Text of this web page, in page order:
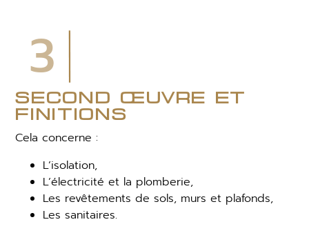
3
second œuvre et
finitions
Cela concerne :
L’isolation,
L’électricité et la plomberie,
Les revêtements de sols, murs et plafonds,
Les sanitaires.